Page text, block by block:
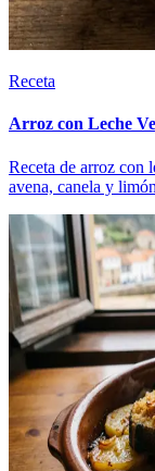
Receta
Arroz con Leche
Receta de arroz con
avena, canela y